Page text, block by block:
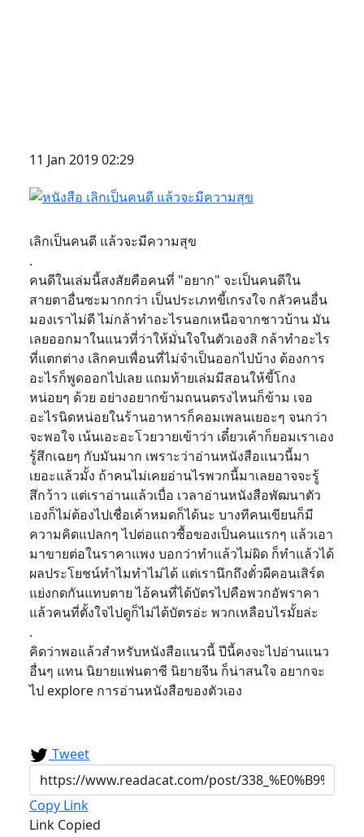
11 Jan 2019 02:29
เลิกเป็นคนดี แล้วจะมีความสุข
.
คนดีในเล่มนี้สงสัยคือคนที่ "อยาก" จะเป็นคนดีใน
สายตาอื่นซะมากกว่า เป็นประเภทขี้เกรงใจ กลัวคนอื่น
มองเราไม่ดี ไม่กล้าทำอะไรนอกเหนือจากชาวบ้าน มัน
เลยออกมาในแนวที่ว่าให้มั่นใจในตัวเองสิ กล้าทำอะไร
ที่แตกต่าง เลิกคบเพื่อนที่ไม่จำเป็นออกไปบ้าง ต้องการ
อะไรก็พูดออกไปเลย แถมท้ายเล่มมีสอนให้ขี้โกง
หน่อยๆ ด้วย อย่างอยากข้ามถนนตรงไหนก็ข้าม เจอ
อะไรนิดหน่อยในร้านอาหารก็คอมเพลนเยอะๆ จนกว่า
จะพอใจ เน้นเอะอะโวยวายเข้าว่า เดี๋ยวเค้าก็ยอมเราเอง
รู้สึกเฉยๆ กับมันมาก เพราะว่าอ่านหนังสือแนวนี้มา
เยอะแล้วมั้ง ถ้าคนไม่เคยอ่านไรพวกนี้มาเลยอาจจะรู้
สึกว้าว แต่เราอ่านแล้วเบื่อ เวลาอ่านหนังสือพัฒนาตัว
เองก็ไม่ต้องไปเชื่อเค้าหมดก็ได้นะ บางทีคนเขียนก็มี
ความคิดแปลกๆ ไปต่อแถวซื้อของเป็นคนแรกๆ แล้วเอา
มาขายต่อในราคาแพง บอกว่าทำแล้วไม่ผิด ก็ทำแล้วได้
ผลประโยชน์ทำไมทำไม่ได้ แต่เรานึกถึงตั๋วผีคอนเสิร์ต
แย่งกดกันแทบตาย ไอ้คนที่ได้บัตรไปคือพวกอัพราคา
แล้วคนที่ตั้งใจไปดูก็ไม่ได้บัตรอ่ะ พวกเหลือบไรมั้ยล่ะ
.
คิดว่าพอแล้วสำหรับหนังสือแนวนี้ ปีนี้คงจะไปอ่านแนว
อื่นๆ แทน นิยายแฟนตาซี นิยายจีน ก็น่าสนใจ อยากจะ
ไป explore การอ่านหนังสือของตัวเอง
Tweet
Copy Link
Link Copied